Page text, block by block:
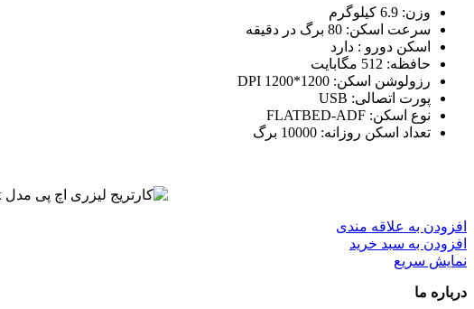
وزن: 6.9 کیلوگرم
سرعت اسکن: 80 برگ در دقیقه
اسکن دورو : دارد
حافظه: 512 مگابایت
رزولوشن اسکن: 1200*1200 DPI
پورت اتصالی: USB
نوع اسکن: FLATBED-ADF
تعداد اسکن روزانه: 10000 برگ
افزودن به علاقه مندی
افزودن به سبد خرید
نمایش سریع
درباره ما